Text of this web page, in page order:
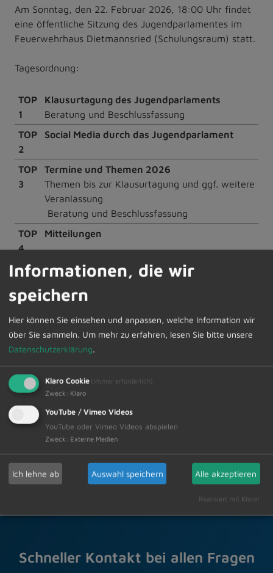
Am Sonntag, den 22. Februar 2026, 18:00 Uhr findet
eine öffentliche Sitzung des Jugendparlamentes im
Feuerwehrhaus Dietmannsried (Schulungsraum) statt.
Tagesordnung:
TOP
1
Klausurtagung des Jugendparlaments
Beratung und Beschlussfassung
TOP
2
Social Media durch das Jugendparlament
TOP
3
Termine und Themen 2026
Themen bis zur Klausurtagung und ggf. weitere
Veranlassung
Beratung und Beschlussfassung
TOP
4
Mitteilungen
TOP
Wünsche und Anträge
Die interessierte Bevölkerung ist hierzu herzlich
eingeladen.
Amtliche Bekanntmachungen Veranstaltungstermine
Schneller Kontakt bei allen Fragen
Informationen, die wir
speichern
Hier können Sie einsehen und anpassen, welche Information wir
über Sie sammeln. Um mehr zu erfahren, lesen Sie bitte unsere
Datenschutzerklärung.
Klaro Cookie (immer erforderlich)
Zweck : Klaro
YouTube / Vimeo Videos
YouTube oder Vimeo Videos abspielen
Zweck : Externe Medien
Ich lehne ab Auswahl speichern Alle akzeptieren
Realisiert mit Klaro!